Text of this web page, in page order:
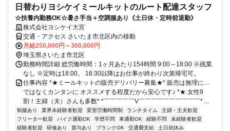
日替わりヨシケイミールキットのルート配達スタッフ
☆扶養内勤務OK☆暑さ手当＋空調服あり《土日休・定時前退勤》
株式会社ヨシケイ大宮
交通・アクセス さいたま市北区内の移動
月給250,000円～300,000円
埼玉県さいたま市北区
勤務時間詳細 総労働時間：1ヶ月あたり154時間 9:00～18:00 ※残業
なし ※定時は18:00。 16:30以降はお仕事が終わり次第帰宅可。
仕事内容 *★ミールキットの販売デリバリー募集★* 販売は無理に…
ではなくカンタンに オススメする程度だから安心です♪ *★.女性9
割！主婦（夫）さんも多数* *￣￣￣￣￣V￣￣￣￣￣￣￣￣￣￣* ...
制服あり 業界未経験者歓迎 変形労働時間制 ランチタイム
主婦・主夫歓迎
フリーター歓迎
バイク通勤OK 学歴不問 車通勤OK 経験不問
未経験者歓迎
経験者歓迎
研修あり 賞与あり ブランクOK 交通費支給 土日祝休み